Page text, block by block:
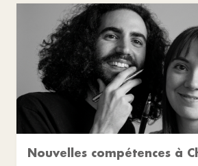
Nouvelles compétences à